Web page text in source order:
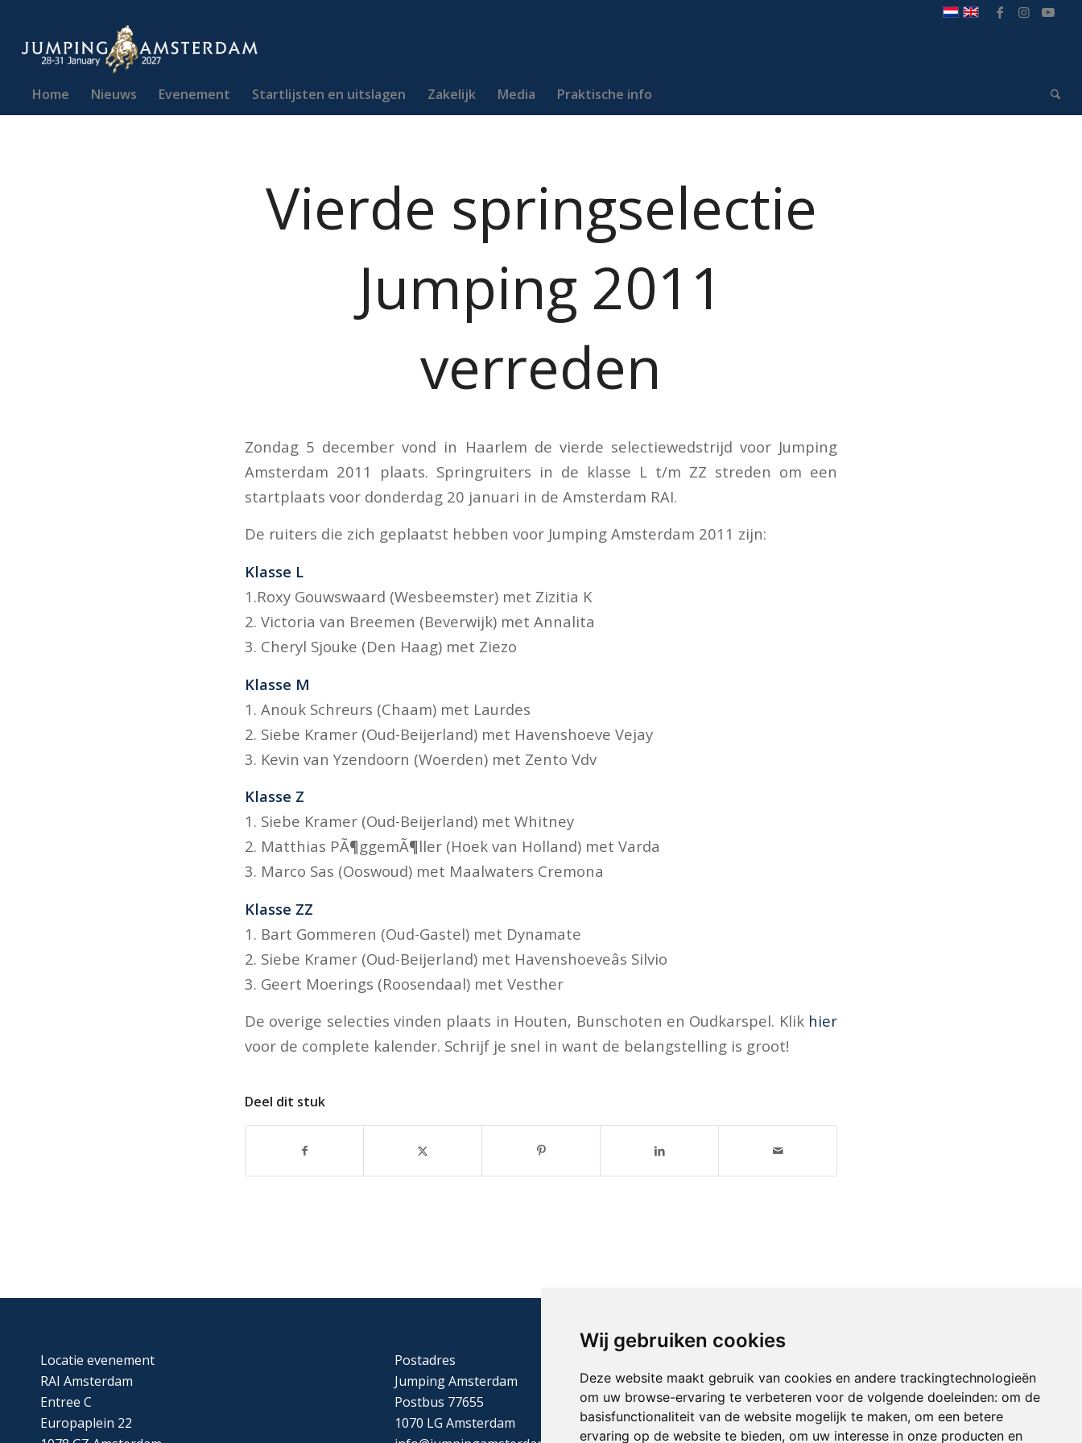
Wij gebruiken cookies
Deze website maakt gebruik van cookies en andere trackingtechnologieën
om uw browse-ervaring te verbeteren voor de volgende doeleinden: om de
basisfunctionaliteit van de website mogelijk te maken, om een betere
ervaring op de website te bieden, om uw interesse in onze producten en
Home Nieuws Evenement Startlijsten en uitslagen Zakelijk Media Praktische info
Vierde springselectie
Jumping 2011
verreden
Zondag 5 december vond in Haarlem de vierde selectiewedstrijd voor Jumping
Amsterdam 2011 plaats. Springruiters in de klasse L t/m ZZ streden om een
startplaats voor donderdag 20 januari in de Amsterdam RAI.
De ruiters die zich geplaatst hebben voor Jumping Amsterdam 2011 zijn:
Klasse L
1.Roxy Gouwswaard (Wesbeemster) met Zizitia K
2. Victoria van Breemen (Beverwijk) met Annalita
3. Cheryl Sjouke (Den Haag) met Ziezo
Klasse M
1. Anouk Schreurs (Chaam) met Laurdes
2. Siebe Kramer (Oud-Beijerland) met Havenshoeve Vejay
3. Kevin van Yzendoorn (Woerden) met Zento Vdv
Klasse Z
1. Siebe Kramer (Oud-Beijerland) met Whitney
2. Matthias PÃ¶ggemÃ¶ller (Hoek van Holland) met Varda
3. Marco Sas (Ooswoud) met Maalwaters Cremona
Klasse ZZ
1. Bart Gommeren (Oud-Gastel) met Dynamate
2. Siebe Kramer (Oud-Beijerland) met Havenshoeveâs Silvio
3. Geert Moerings (Roosendaal) met Vesther
De overige selecties vinden plaats in Houten, Bunschoten en Oudkarspel. Klik hier
voor de complete kalender. Schrijf je snel in want de belangstelling is groot!
Deel dit stuk
Locatie evenement
RAI Amsterdam
Entree C
Europaplein 22
Postadres
Jumping Amsterdam
Postbus 77655
1070 LG Amsterdam